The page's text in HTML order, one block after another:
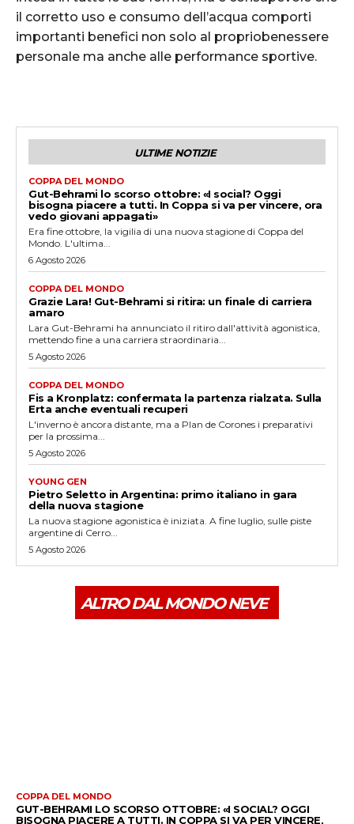
il corretto uso e consumo dell’acqua comporti
importanti benefici non solo al propriobenessere
personale ma anche alle performance sportive.
ULTIME NOTIZIE
COPPA DEL MONDO
Gut-Behrami lo scorso ottobre: «I social? Oggi
bisogna piacere a tutti. In Coppa si va per vincere, ora
vedo giovani appagati»
Era fine ottobre, la vigilia di una nuova stagione di Coppa del
Mondo. L'ultima...
6 Agosto 2026
COPPA DEL MONDO
Grazie Lara! Gut-Behrami si ritira: un finale di carriera
amaro
Lara Gut-Behrami ha annunciato il ritiro dall'attività agonistica,
mettendo fine a una carriera straordinaria...
5 Agosto 2026
COPPA DEL MONDO
Fis a Kronplatz: confermata la partenza rialzata. Sulla
Erta anche eventuali recuperi
L'inverno è ancora distante, ma a Plan de Corones i preparativi
per la prossima...
5 Agosto 2026
YOUNG GEN
Pietro Seletto in Argentina: primo italiano in gara
della nuova stagione
La nuova stagione agonistica è iniziata. A fine luglio, sulle piste
argentine di Cerro...
5 Agosto 2026
ALTRO DAL MONDO NEVE
COPPA DEL MONDO
GUT-BEHRAMI LO SCORSO OTTOBRE: «I SOCIAL? OGGI
BISOGNA PIACERE A TUTTI. IN COPPA SI VA PER VINCERE,